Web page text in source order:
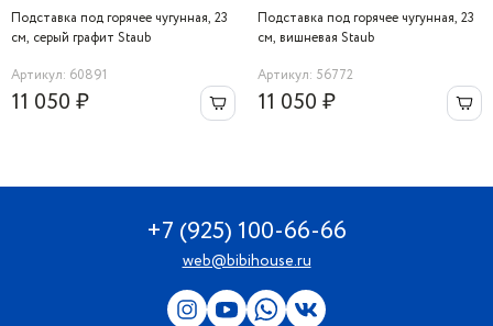
Подставка под горячее чугунная, 23
см, серый графит Staub
Артикул: 60891
11 050 ₽
Подставка под горячее чугунная, 23
см, вишневая Staub
Артикул: 56772
11 050 ₽
+7 (925) 100-66-66
web@bibihouse.ru